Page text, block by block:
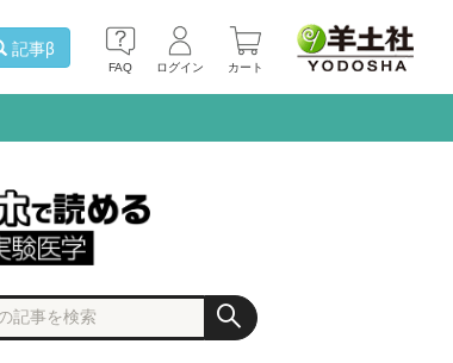
FAQ ログイン カート
記事β